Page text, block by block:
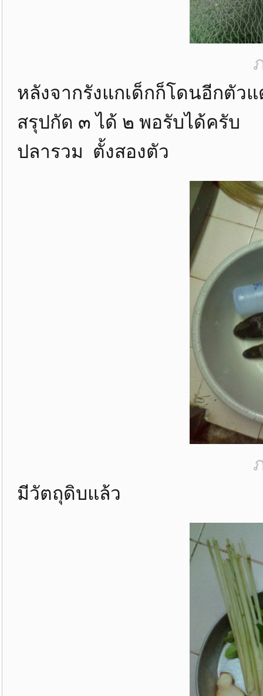
หลังจากรังแกเด็กก็โดนอีกตัว
สรุปกัด ๓ ได้ ๒ พอรับได้ครับ
ปลารวม ตั้งสองตัว
มีวัตถุดิบแล้ว